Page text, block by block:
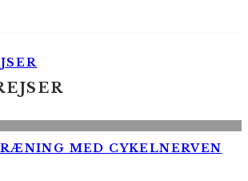
MED CYKELNERVEN